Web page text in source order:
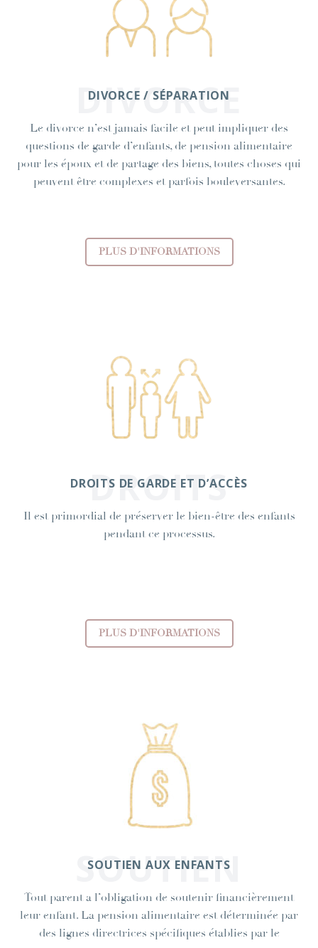
DIVORCE
DIVORCE / SÉPARATION
Le divorce n’est jamais facile et peut impliquer des
questions de garde d’enfants, de pension alimentaire
pour les époux et de partage des biens, toutes choses qui
peuvent être complexes et parfois bouleversantes.
PLUS D'INFORMATIONS
DROITS
DROITS DE GARDE ET D’ACCÈS
Il est primordial de préserver le bien-être des enfants
pendant ce processus.
PLUS D'INFORMATIONS
SOUTIEN
SOUTIEN AUX ENFANTS
Tout parent a l’obligation de soutenir financièrement
leur enfant. La pension alimentaire est déterminée par
des lignes directrices spécifiques établies par le